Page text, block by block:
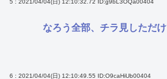
5 : 2021/04/04(日) 12:10:32.72 ID:g9bL3OQa00404
なろう全部、チラ見しただ
6 : 2021/04/04(日) 12:10:49.55 ID:O9caHiUb00404